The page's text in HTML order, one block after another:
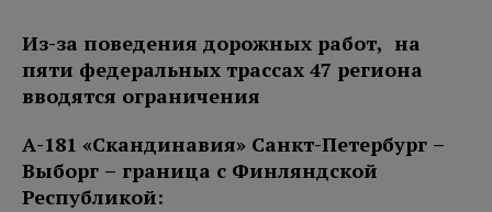
Из-за поведения дорожных работ, на
пяти федеральных трассах 47 региона
вводятся ограничения
А-181 «Скандинавия» Санкт-Петербург –
Выборг – граница с Финляндской
Республикой: